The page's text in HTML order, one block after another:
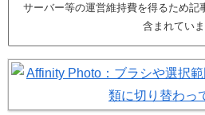
サーバー等の運営維持費を得るため記
含まれてい